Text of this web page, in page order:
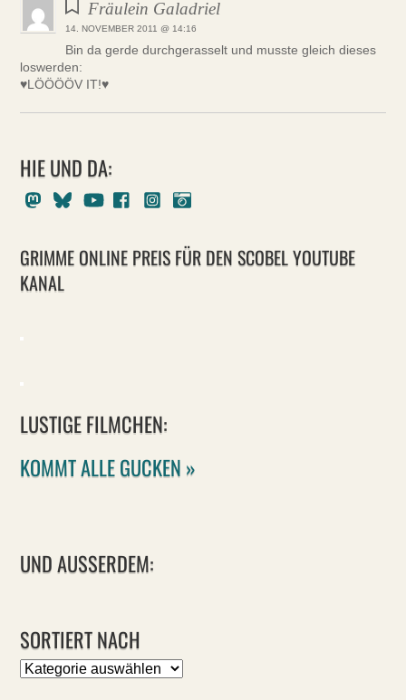
Fräulein Galadriel
14. NOVEMBER 2011 @ 14:16
Bin da gerde durchgerasselt und musste gleich dieses
loswerden:
♥LÖÖÖÖV IT!♥
HIE UND DA:
MastodonBlueskyYoutubeFacebookInstagram
GRIMME ONLINE PREIS FÜR DEN SCOBEL YOUTUBE
KANAL
LUSTIGE FILMCHEN:
KOMMT ALLE GUCKEN »
UND AUSSERDEM:
SORTIERT NACH
Sortiert